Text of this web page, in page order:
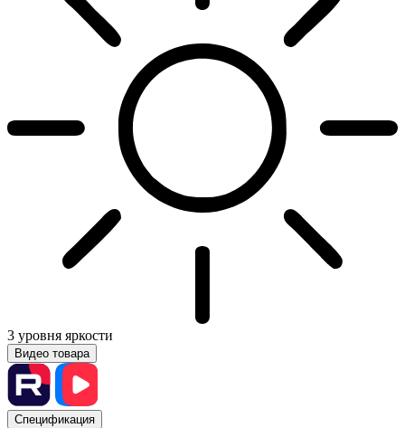
3 уровня яркости
Видео товара
Спецификация